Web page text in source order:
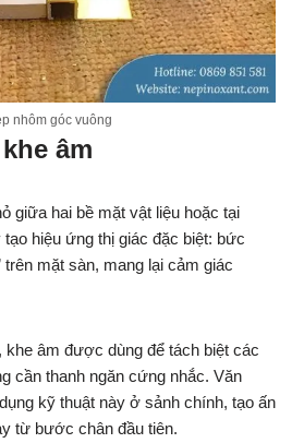
nhôm góc vuông
âm
giữa hai bề mặt vật liệu hoặc tại
hiệu ứng thị giác đặc biệt: bức
mặt sàn, mang lại cảm giác
khe âm được dùng để tách biệt các
cần thanh ngăn cứng nhắc. Văn
kỹ thuật này ở sảnh chính, tạo ấn
từ bước chân đầu tiên.